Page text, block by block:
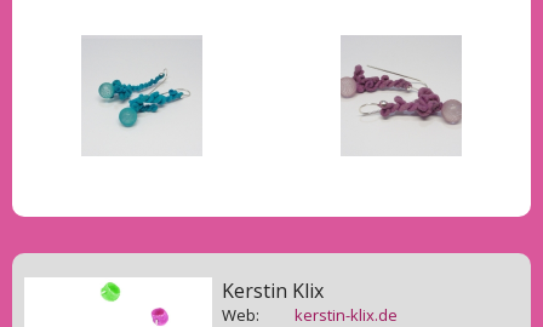
Kerstin Klix
Web: kerstin-klix.de